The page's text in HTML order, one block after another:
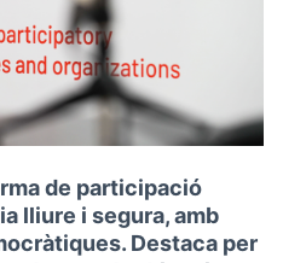
de participació
lliure i segura, amb
Destaca per